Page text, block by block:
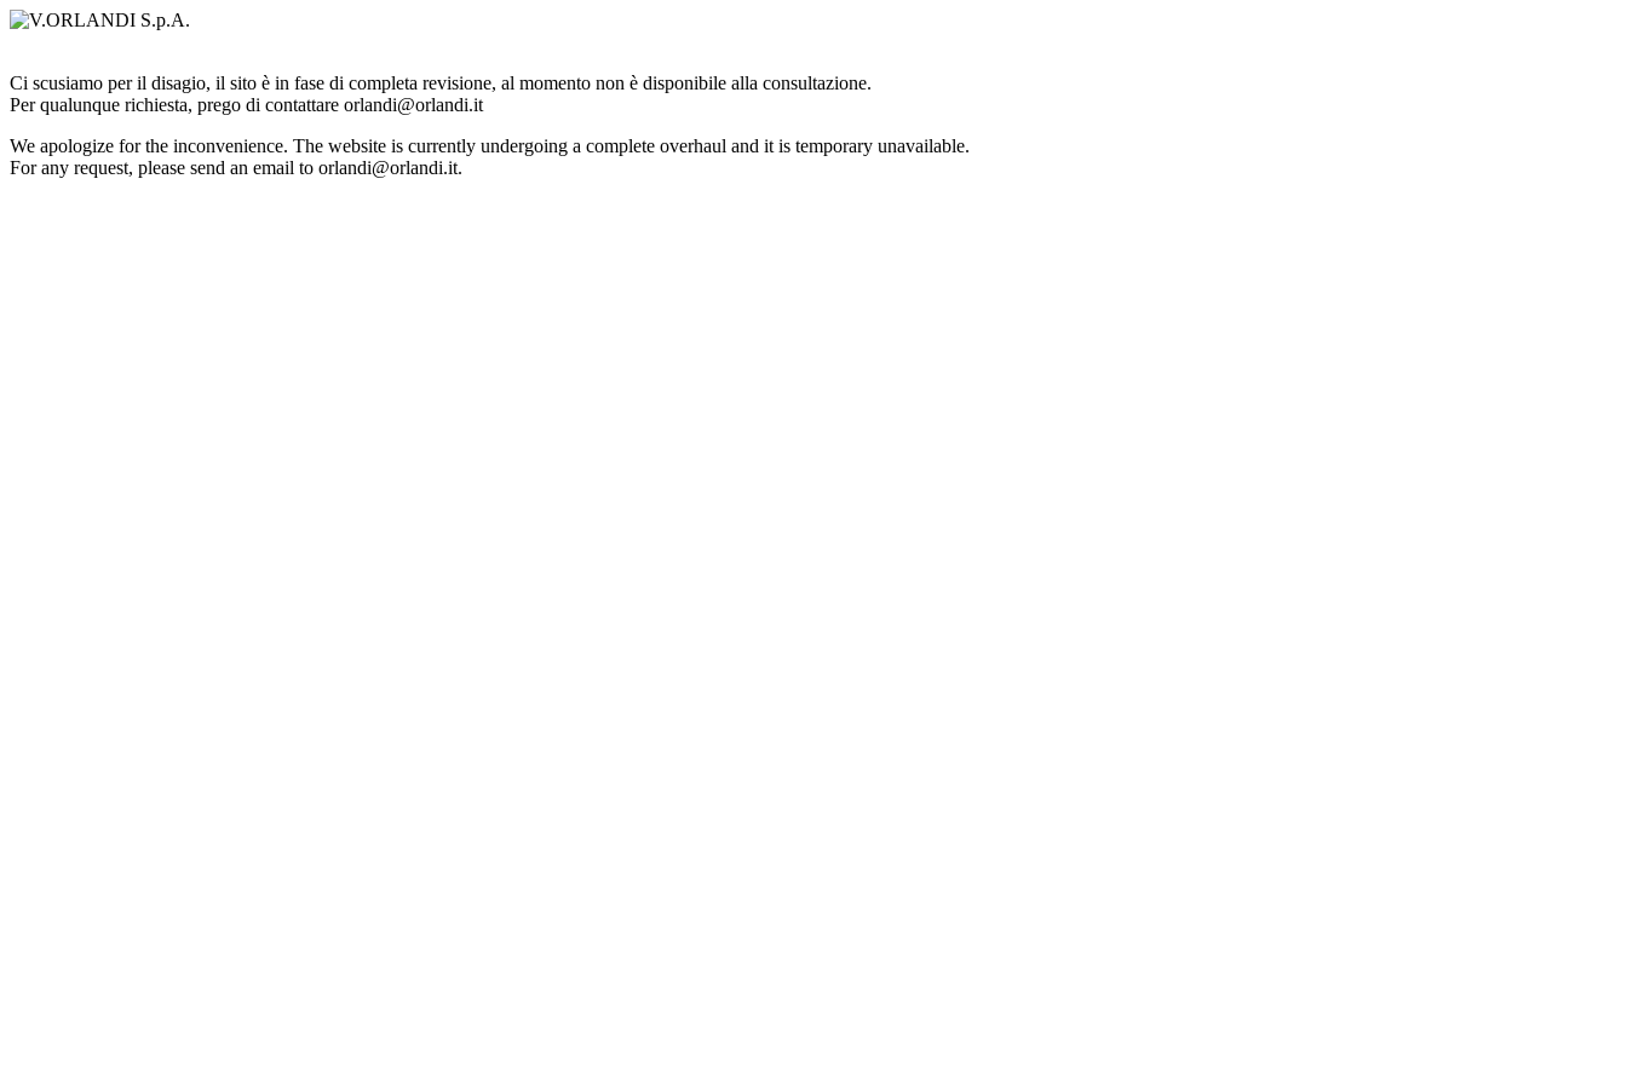
Ci scusiamo per il disagio, il sito è in fase di completa revisione, al momento non è disponibile alla consultazione.
Per qualunque richiesta, prego di contattare orlandi@orlandi.it
We apologize for the inconvenience. The website is currently undergoing a complete overhaul and it is temporary unavailable.
For any request, please send an email to orlandi@orlandi.it.